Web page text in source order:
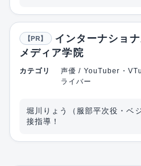
【PR】
インターナショナ
メディア学院
カテゴリ
声優 / YouTuber・
ライバー
堀川りょう（服部平次役・ベ
接指導！